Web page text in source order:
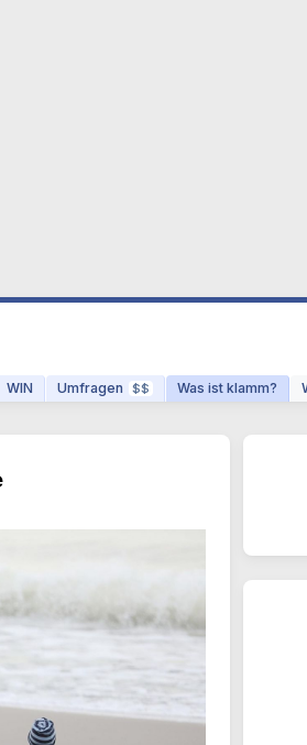
WIN Umfragen $$ Was ist klamm?